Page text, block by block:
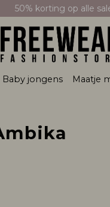
50% korting op alle
Baby jongens Maatje